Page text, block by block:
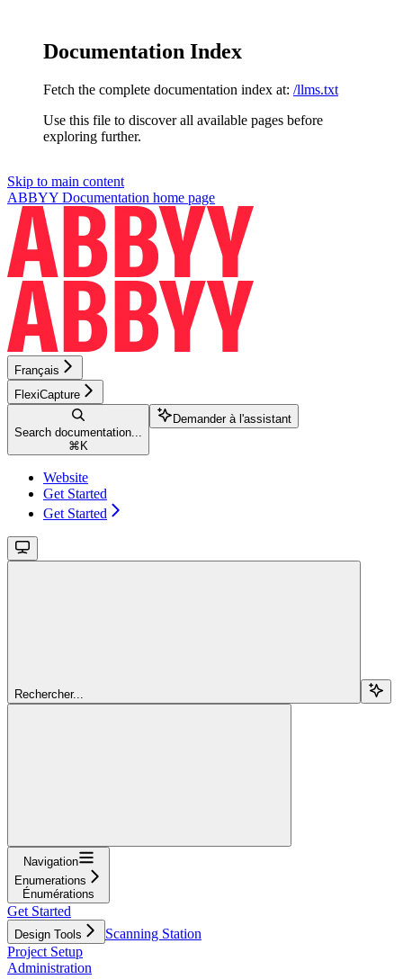
Documentation Index
Fetch the complete documentation index at: /llms.txt
Use this file to discover all available pages before
exploring further.
Skip to main content
ABBYY Documentation home page
Français
FlexiCapture
Search documentation...
⌘ K
Demander à l'assistant
Website
Get Started
Get Started
Rechercher...
Navigation
Enumerations
Énumérations
Get Started
Design Tools
Scanning Station
Project Setup
Administration